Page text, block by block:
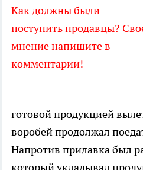
Как должны были
поступить продавцы?
мнение напишите в
комментарии!
готовой продукцией
воробей продолжал
Напротив прилавка был